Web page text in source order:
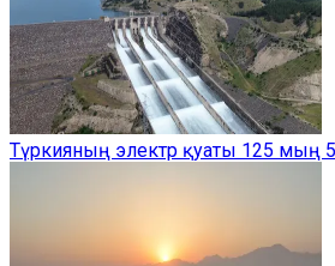
Түркияның электр қуаты 125 мың